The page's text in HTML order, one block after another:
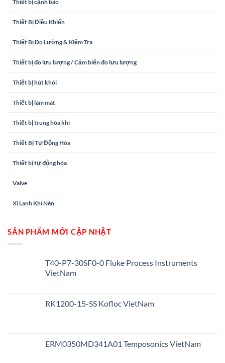
Thiết bị cảnh báo
Thiết Bị Điều Khiển
Thiết Bị Đo Lường & Kiểm Tra
Thiết bị đo lưu lượng / Cảm biến đo lưu lượng
Thiết bị hút khói
Thiết bị làm mát
Thiết bị trung hòa khí
Thiết Bị Tự Động Hóa
Thiết bị tự động hóa
Valve
Xi Lanh Khí Nén
SẢN PHẨM MỚI CẬP NHẬT
T40-P7-30SF0-0 Fluke Process Instruments
VietNam
RK1200-15-SS Kofloc VietNam
ERM0350MD341A01 Temposonics VietNam